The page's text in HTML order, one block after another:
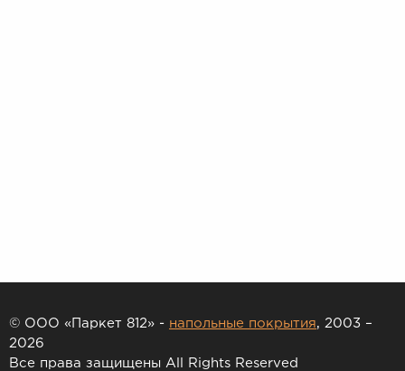
© ООО «Паркет 812» - напольные покрытия, 2003 –
2026
Все права защищены All Rights Reserved